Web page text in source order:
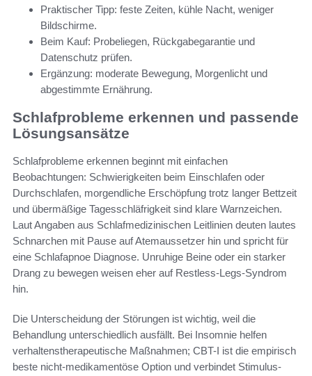
Praktischer Tipp: feste Zeiten, kühle Nacht, weniger
Bildschirme.
Beim Kauf: Probeliegen, Rückgabegarantie und
Datenschutz prüfen.
Ergänzung: moderate Bewegung, Morgenlicht und
abgestimmte Ernährung.
Schlafprobleme erkennen und passende
Lösungsansätze
Schlafprobleme erkennen beginnt mit einfachen
Beobachtungen: Schwierigkeiten beim Einschlafen oder
Durchschlafen, morgendliche Erschöpfung trotz langer Bettzeit
und übermäßige Tagesschläfrigkeit sind klare Warnzeichen.
Laut Angaben aus Schlafmedizinischen Leitlinien deuten lautes
Schnarchen mit Pause auf Atemaussetzer hin und spricht für
eine Schlafapnoe Diagnose. Unruhige Beine oder ein starker
Drang zu bewegen weisen eher auf Restless-Legs-Syndrom
hin.
Die Unterscheidung der Störungen ist wichtig, weil die
Behandlung unterschiedlich ausfällt. Bei Insomnie helfen
verhaltenstherapeutische Maßnahmen; CBT-I ist die empirisch
beste nicht-medikamentöse Option und verbindet Stimulus-